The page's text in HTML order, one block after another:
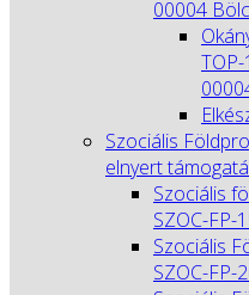
00004
Szociális
elnyert
Szociális
SZOC-FP-
Szociális
SZOC-FP-